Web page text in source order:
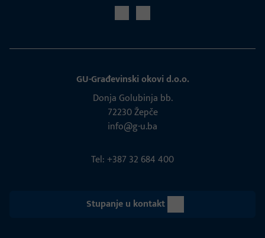
GU-Građevinski okovi d.o.o.
Donja Golubinja bb.
72230 Žepče
info@g-u.ba
Tel: +387 32 684 400
Stupanje u kontakt